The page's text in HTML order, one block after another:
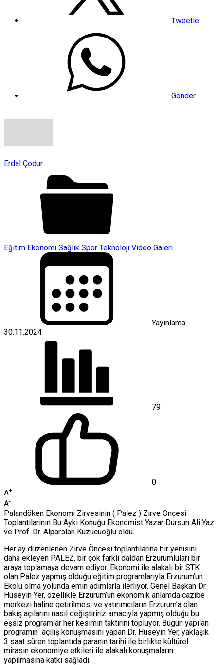
Tweetle
Gönder
Erdal Çodur
Eğitim Ekonomi Sağlık Spor Teknoloji Video Galeri
Yayınlama:
30.11.2024
79
0
A+
A-
Palandöken Ekonomi Zirvesinin ( Palez ) Zirve Öncesi
Toplantılarının Bu Ayki Konuğu Ekonomist Yazar Dursun Ali Yaz
ve Prof. Dr. Alparslan Kuzucuoğlu oldu.
Her ay düzenlenen Zirve Öncesi toplantılarına bir yenisini
daha ekleyen PALEZ, bir çok farklı daldan Erzurumluları bir
araya toplamaya devam ediyor. Ekonomi ile alakalı bir STK
olan Palez yapmış olduğu eğitim programlarıyla Erzurum’un
Ekolü olma yolunda emin adımlarla ilerliyor. Genel Başkan Dr.
Hüseyin Yer, özellikle Erzurum’un ekonomik anlamda cazibe
merkezi haline getirilmesi ve yatırımcıların Erzurum’a olan
bakış açılarını nasıl değiştiririz amacıyla yapmış olduğu bu
eşsiz programlar her kesimin taktirini topluyor. Bugün yapılan
programın açılış konuşmasını yapan Dr. Hüseyin Yer, yaklaşık
3 saat süren toplantıda paranın tarihi ile birlikte kültürel
mirasın ekonomiye etkileri ile alakalı konuşmaların
yapılmasına katkı sağladı.